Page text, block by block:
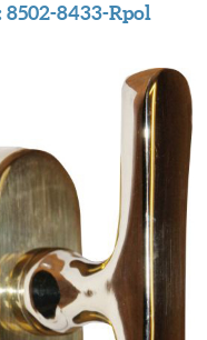
8502-8433-Rpol